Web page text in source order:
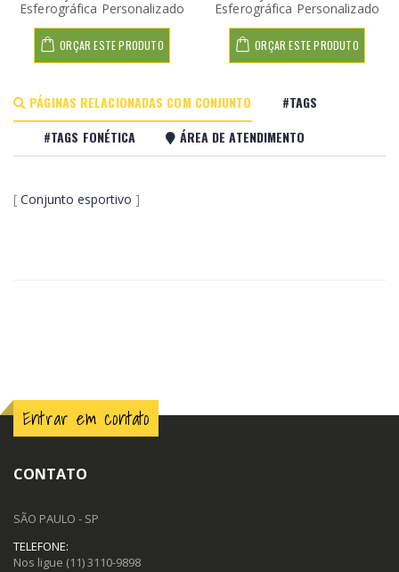
Esferográfica Personalizado
ORÇAR ESTE PRODUTO
Esferográfica Personalizado
ORÇAR ESTE PRODUTO
PÁGINAS RELACIONADAS COM CONJUNTO
#TAGS
#TAGS FONÉTICA
ÁREA DE ATENDIMENTO
[ Conjunto esportivo ]
Entrar em contato
CONTATO
SÃO PAULO - SP
TELEFONE:
Nos ligue (11) 3110-9898